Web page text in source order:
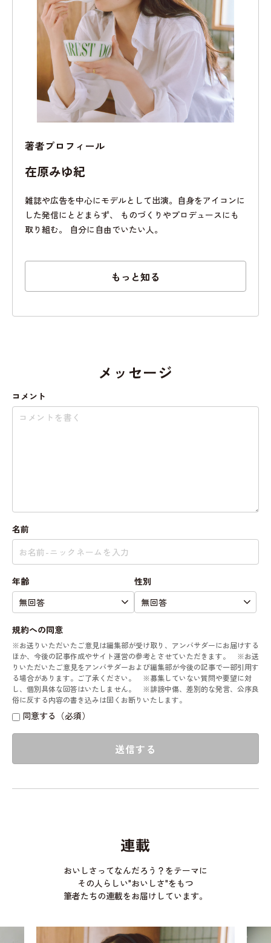
著者プロフィール
在原みゆ紀
雑誌や広告を中心にモデルとして出演。自身をアイコンに
した発信にとどまらず、 ものづくりやプロデュースにも
取り組む。 自分に自由でいたい人。
もっと知る
メッセージ
コメント
名前
年齢 性別
規約への同意
※お送りいただいたご意見は編集部が受け取り、アンバサダーにお届けする
ほか、今後の記事作成やサイト運営の参考とさせていただきます。 ※お送
りいただいたご意見をアンバサダーおよび編集部が今後の記事で一部引用す
る場合があります。ご了承ください。 ※募集していない質問や要望に対
し、個別具体な回答はいたしません。 ※誹謗中傷、差別的な発言、公序良
俗に反する内容の書き込みは固くお断りいたします。
同意する（必須）
送信する
連載
おいしさってなんだろう？をテーマに
その人らしい"おいしさ"をもつ
筆者たちの連載をお届けしています。